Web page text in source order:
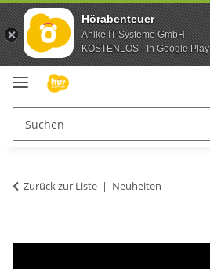
Hörabenteuer
Ahlke IT-Systeme GmbH
KOSTENLOS - In Google Play
Zurück zur Liste Neuheiten